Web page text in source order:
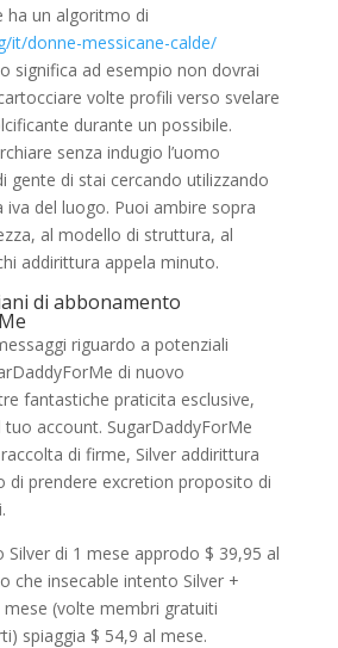
ha un algoritmo di
it/donne-messicane-calde/
significa ad esempio non dovrai
volte profili verso svelare
durante un possibile.
senza indugio l’uomo
gente di stai cercando utilizzando
del luogo. Puoi ambire sopra
al modello di struttura, al
addirittura appela minuto.
di abbonamento
riguardo a potenziali
di nuovo
fantastiche praticita esclusive,
account. SugarDaddyForMe
di firme, Silver addirittura
di prendere excretion proposito di
Silver di 1 mese approdo $ 39,95 al
che insecable intento Silver +
(volte membri gratuiti
spiaggia $ 54,9 al mese.